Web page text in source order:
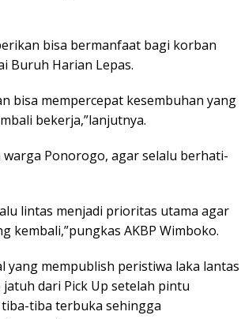
bisa bermanfaat bagi korban
Buruh Harian Lepas.
bisa mempercepat kesembuhan yang
bekerja,”lanjutnya.
Ponorogo, agar selalu berhati-
lintas menjadi prioritas utama agar
kembali,”pungkas AKBP Wimboko.
yang mempublish peristiwa laka lantas
dari Pick Up setelah pintu
tiba terbuka sehingga